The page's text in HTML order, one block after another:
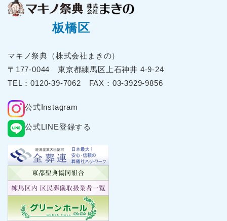
2025年9月
2025年4月
2025年2月
2025年1月
2024年12月
2024年11月
2024年10月
2024年9月
2024年8月
2024年7月
板橋区
マキノ祭典（株式会社まきの）
〒177-0044 東京都練⾺区上⽯神井 4-9-24
TEL：0120-39-7062 FAX：03-3929-9856
公式Instagram
公式LINE登録する